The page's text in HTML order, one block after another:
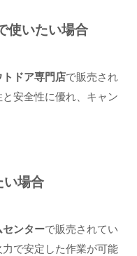
使いたい場合
トドア専門店で販売され
安全性に優れ、キャン
い場合
センターで販売されてい
で安定した作業が可能